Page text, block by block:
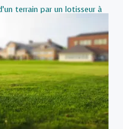
terrain par un lotisseur à